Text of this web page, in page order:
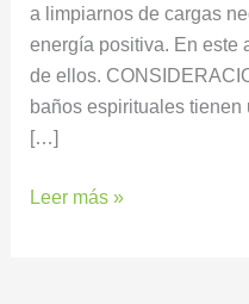
a limpiarnos de cargas
energía positiva. En este
de ellos.
baños espirituales tienen
[…]
Leer más »